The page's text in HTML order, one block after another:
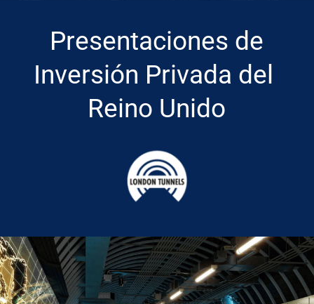
Inversión Privada del
Reino Unido